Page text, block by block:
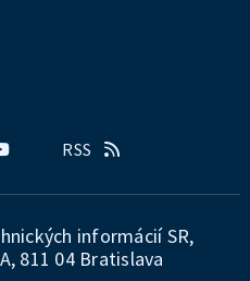
RSS
informácií SR,
811 04 Bratislava